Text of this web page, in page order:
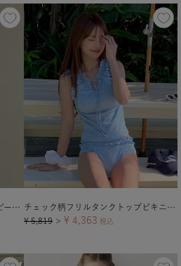
スカート付ショルダーリボンワンピース/水着
チェック柄フリルタンクトップビキニ/水着
¥ 5,819 ＞ ¥ 4,363 税込